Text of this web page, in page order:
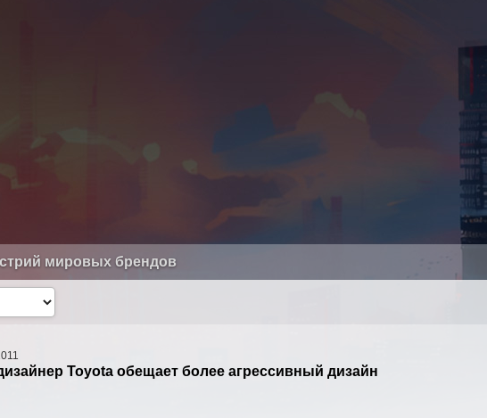
мировых брендов
Toyota обещает более агрессивный дизайн